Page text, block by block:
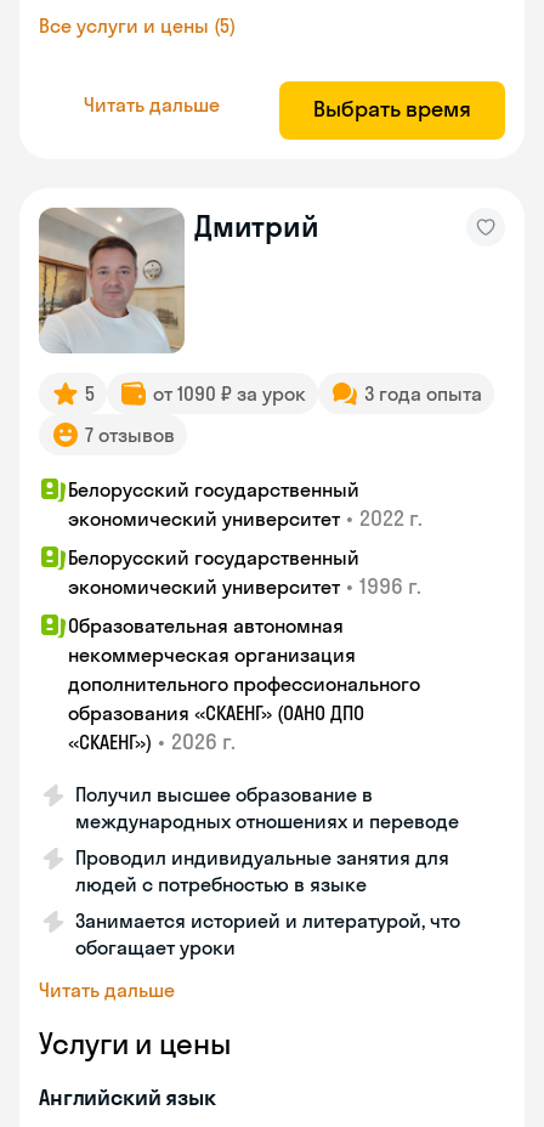
Все услуги и цены (5)
Читать дальше Выбрать время
Дмитрий
5 от 1090 ₽ за урок
3 года опыта
7 отзывов
Белорусский государственный
экономический университет • 2022 г.
Белорусский государственный
экономический университет • 1996 г.
Образовательная автономная
некоммерческая организация
дополнительного профессионального
образования «СКАЕНГ» (ОАНО ДПО
«СКАЕНГ») • 2026 г.
Получил высшее образование в
международных отношениях и переводе
Проводил индивидуальные занятия для
людей с потребностью в языке
Занимается историей и литературой, что
обогащает уроки
Читать дальше
Услуги и цены
Английский язык